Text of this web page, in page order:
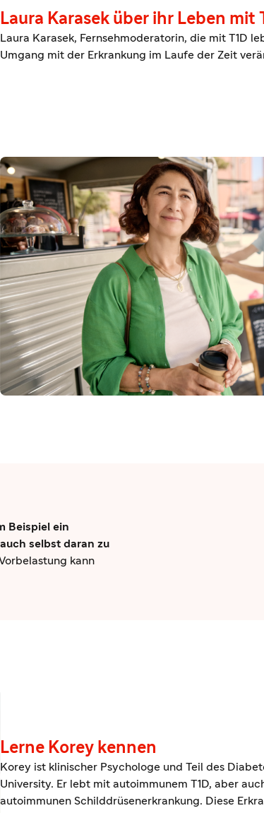
Laura Karasek über ihr Leben mit
Laura Karasek, Fernsehmoderatorin, die mit T1D
Umgang mit der Erkrankung im Laufe der Zeit
Beispiel ein
selbst daran zu
kann
Lerne Korey kennen
Korey ist klinischer Psychologe und Teil des
University. Er lebt mit autoimmunem T1D, aber
autoimmunen Schilddrüsenerkrankung. Diese